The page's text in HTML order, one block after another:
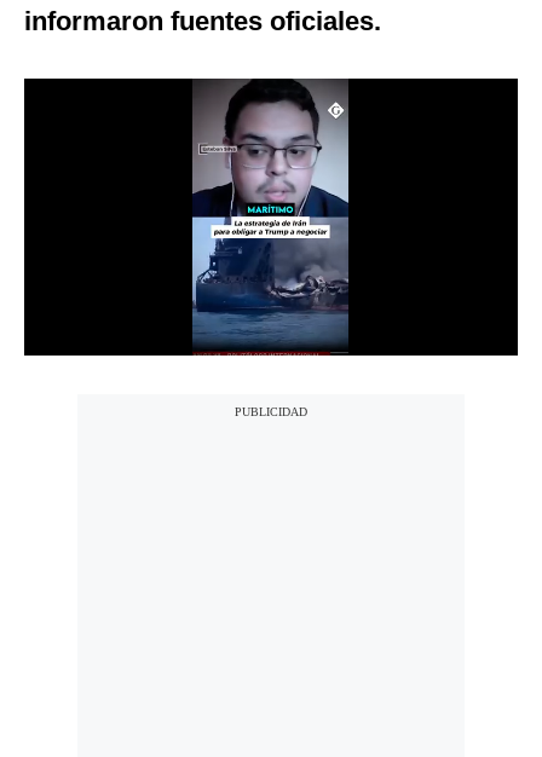
informaron fuentes oficiales.